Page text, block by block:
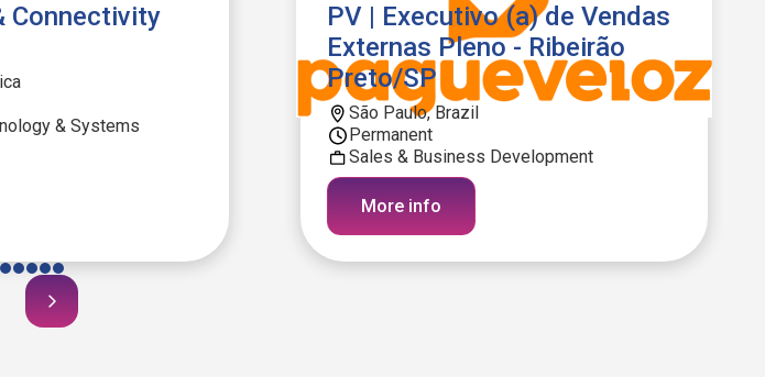
Connectivity
& Systems
PV | Executivo (a) de Vendas
Externas Pleno - Ribeirão
Preto/SP
São Paulo, Brazil
Permanent
Sales & Business Development
More info